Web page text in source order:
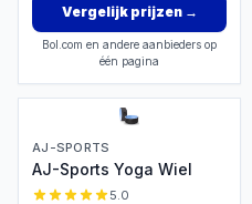
Vergelijk prijzen→
Bol.com en andere aanbieders op
één pagina
AJ-SPORTS
AJ-Sports Yoga Wiel
5.0